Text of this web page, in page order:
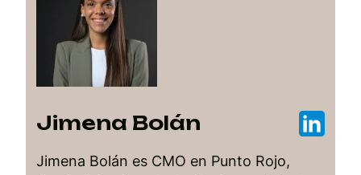
Jimena Bolán
Jimena Bolán es CMO en Punto Rojo,